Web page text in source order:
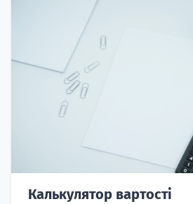
Калькулятор вартості